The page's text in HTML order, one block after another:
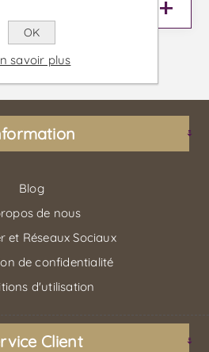
Blog
de nous
et Réseaux Sociaux
de confidentialité
d'utilisation
Client
OK
savoir plus